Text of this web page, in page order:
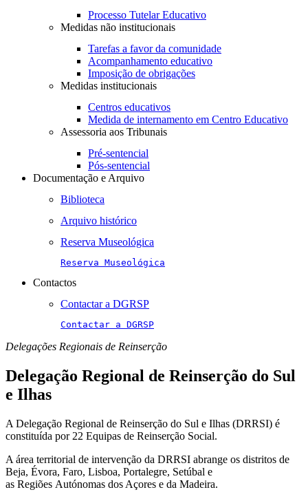
Processo Tutelar Educativo
Medidas não institucionais
Tarefas a favor da comunidade
Acompanhamento educativo
Imposição de obrigações
Medidas institucionais
Centros educativos
Medida de internamento em Centro Educativo
Assessoria aos Tribunais
Pré-sentencial
Pós-sentencial
Documentação e Arquivo
Biblioteca
Arquivo histórico
Reserva Museológica
Reserva Museológica
Contactos
Contactar a DGRSP
Contactar a DGRSP
Delegações Regionais de Reinserção
Delegação Regional de Reinserção do Sul
e Ilhas
A Delegação Regional de Reinserção do Sul e Ilhas (DRRSI) é
constituída por 22 Equipas de Reinserção Social.
A área territorial de intervenção da DRRSI abrange os distritos de
Beja, Évora, Faro, Lisboa, Portalegre, Setúbal e
as Regiões Autónomas dos Açores e da Madeira.